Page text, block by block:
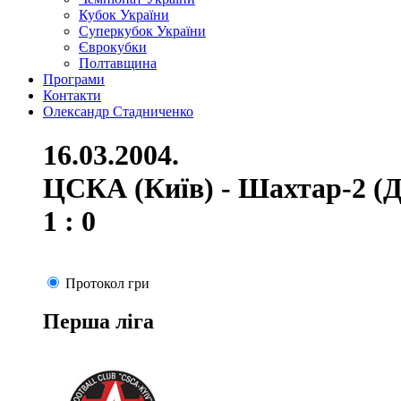
Кубок України
Суперкубок України
Єврокубки
Полтавщина
Програми
Контакти
Олександр Стадниченко
16.03.2004.
ЦСКА (Київ) - Шахтар-2
1 : 0
Протокол гри
Перша ліга